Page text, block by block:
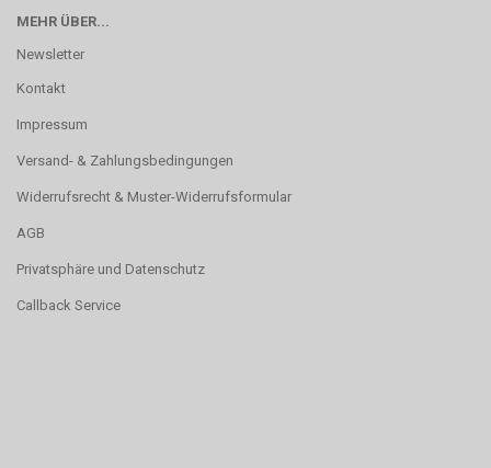
MEHR ÜBER...
Newsletter
Kontakt
Impressum
Versand- & Zahlungsbedingungen
Widerrufsrecht & Muster-Widerrufsformular
AGB
Privatsphäre und Datenschutz
Callback Service